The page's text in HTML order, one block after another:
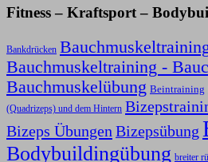
Fitness – Kraftsport –
Bankdrücken
Bauchmuskeltraining -
Bauchmuskelübung Beintraining
(Quadrizeps) und dem Hintern
Bizeps Übungen Bizepsübung
Bodybuildingübung breiter